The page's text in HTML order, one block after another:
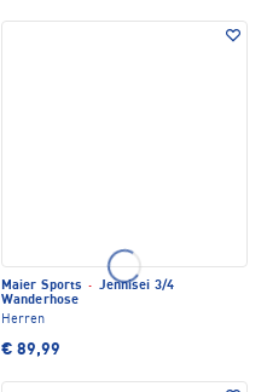
Maier Sports · Jennisei 3/4
Wanderhose
Herren
€ 89,99